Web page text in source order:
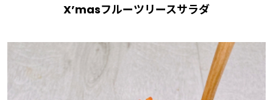
X’masフルーツリースサラダ